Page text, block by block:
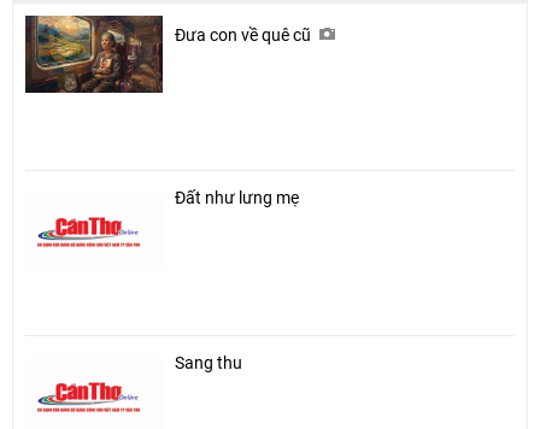
Đưa con về quê cũ
Đất như lưng mẹ
Sang thu